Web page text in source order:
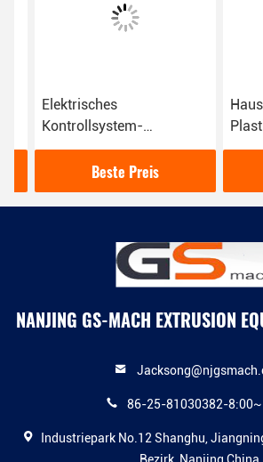
Elektrisches
Kontrollsystem-
Plastikwiederverwertungsextruder
mit Körnchen-
Schneidemaschine
Beste Preis
NANJING GS-MACH EXTRUSION
86-25-81030382-
Industriepark No.12 Shanghu,
Bezirk, Nanjing China